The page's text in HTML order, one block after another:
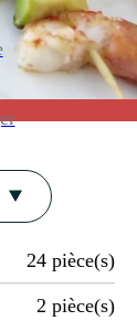
24 pièce(s)
2 pièce(s)